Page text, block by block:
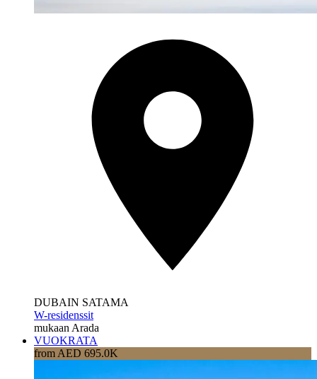
DUBAIN SATAMA
W-residenssit
mukaan Arada
VUOKRATA
from AED 695.0K